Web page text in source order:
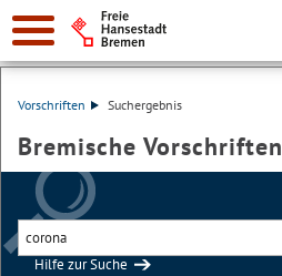
Vorschriften Suchergebnis
Bremische Vorschriften
Hilfe zur Suche